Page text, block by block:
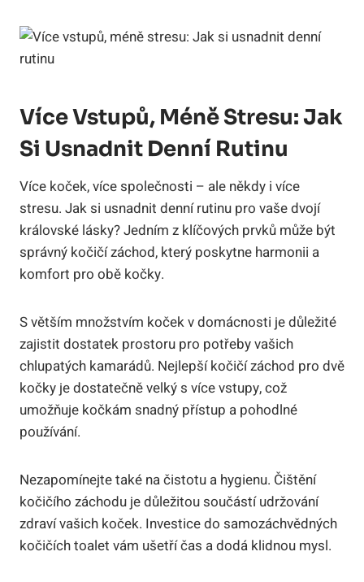
Více Vstupů, Méně Stresu: Jak
Si Usnadnit Denní Rutinu
Více koček, více společnosti – ale někdy i více
stresu. Jak si usnadnit denní rutinu pro vaše dvojí
královské lásky? Jedním z klíčových prvků může být
správný kočičí záchod, který poskytne harmonii a
komfort pro obě kočky.
S větším množstvím koček v domácnosti je důležité
zajistit dostatek prostoru pro potřeby vašich
chlupatých kamarádů. Nejlepší kočičí záchod pro dvě
kočky je dostatečně velký s více vstupy, což
umožňuje kočkám snadný přístup a pohodlné
používání.
Nezapomínejte také na čistotu a hygienu. Čištění
kočičího záchodu je důležitou součástí udržování
zdraví vašich koček. Investice do samozáchvědných
kočičích toalet vám ušetří čas a dodá klidnou mysl.